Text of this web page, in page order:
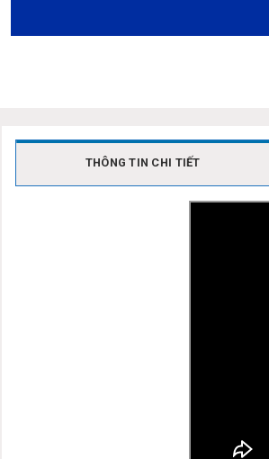
THÔNG TIN CHI TIẾT